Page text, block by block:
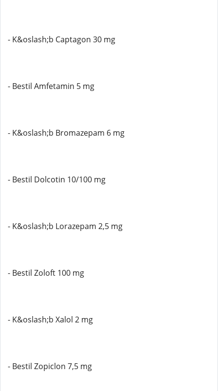
- K&oslash;b Captagon 30 mg
- Bestil Amfetamin 5 mg
- K&oslash;b Bromazepam 6 mg
- Bestil Dolcotin 10/100 mg
- K&oslash;b Lorazepam 2,5 mg
- Bestil Zoloft 100 mg
- K&oslash;b Xalol 2 mg
- Bestil Zopiclon 7,5 mg